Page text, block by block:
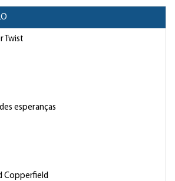
Twist
esperanças
Copperfield